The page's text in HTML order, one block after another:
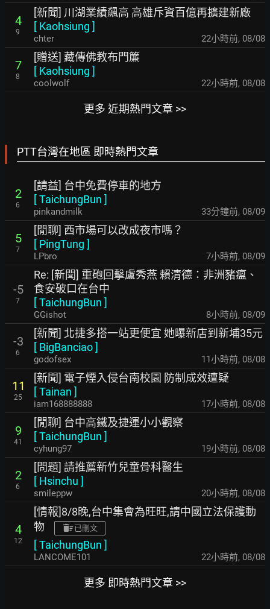
4
9
[新聞] 川湖業績飆高 高雄斥資百億再擴建新廠
[ Kaohsiung ]
chter 22小時前, 08/08
7
8
[贈送] 藏傳佛教布門簾
[ Kaohsiung ]
coolwolf 22小時前, 08/08
更多 近期熱門文章 >>
PTT台灣在地區 即時熱門文章
2
6
[請益] 台中免費停車的地方
[TaichungBun ]
pinkandmilk 33分鐘前, 08/09
5
7
[閒聊] 西市場可以改成夜市嗎？
[ PingTung ]
LPbro 7小時前, 08/09
-5
7
Re: [新聞] 重砲回擊盧秀燕 賴清德：非洲豬瘟、
食安破口在台中
[TaichungBun ]
GGishot 8小時前, 08/09
-3
6
[新聞] 北捷多搭一站更便宜 她曝新店到新埔35元
[ BigBanciao]
godofsex 11小時前, 08/08
11
25
[新聞] 電子煙入侵台南校園 防制成效遭疑
[Tainan ]
iam168888888 17小時前, 08/08
9
41
[閒聊] 台中高鐵及捷運小小觀察
[TaichungBun ]
cyhung97 19小時前, 08/08
2
6
[問題] 請推薦新竹兒童骨科醫生
[ Hsinchu ]
smileppw 20小時前, 08/08
4
12
[情報]8/8晚,台中集會為旺旺,請中國立法保護動
物
已刪文
[TaichungBun ]
LANCOME101 22小時前, 08/08
更多 即時熱門文章 >>